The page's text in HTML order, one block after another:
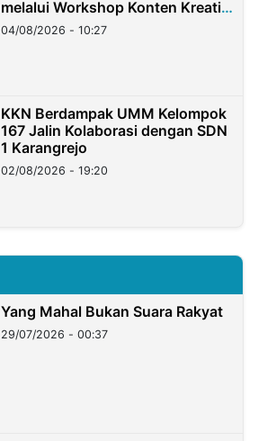
melalui Workshop Konten Kreatif
di Taiwan
04/08/2026 - 10:27
KKN Berdampak UMM Kelompok
167 Jalin Kolaborasi dengan SDN
1 Karangrejo
02/08/2026 - 19:20
Yang Mahal Bukan Suara Rakyat
29/07/2026 - 00:37